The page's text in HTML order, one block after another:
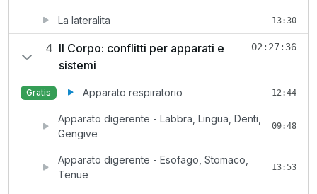
La lateralita 13:30
4 Il Corpo: conflitti per apparati e
sistemi
02:27:36
Gratis Apparato respiratorio 12:44
Apparato digerente - Labbra, Lingua, Denti,
Gengive
09:48
Apparato digerente - Esofago, Stomaco,
Tenue
13:53